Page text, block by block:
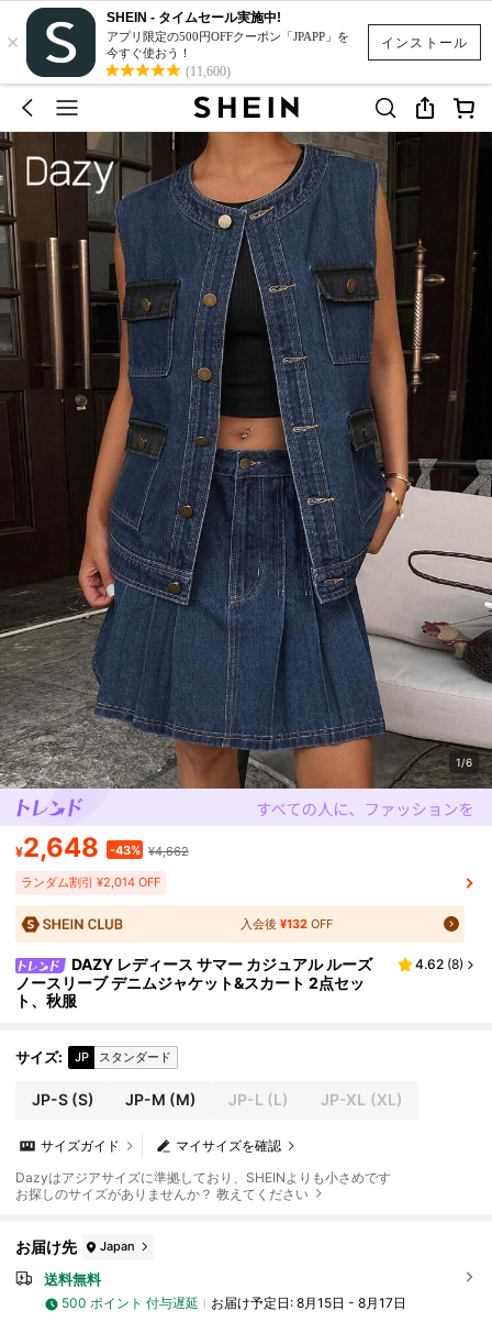
インストール
×
SHEIN - タイムセール実施中!
アプリ限定の500円OFFクーポン「JPAPP」を
今すぐ使おう！
(11,600)
1/6
¥2,648 -43% ¥4,662
ランダム割引 ¥2,014 OFF
入会後 ¥132OFF
DAZY レディース サマー カジュアル ルーズ
ノースリーブ デニムジャケット&スカート 2点セッ
ト、秋服
4.62 (8)
サイズ: JP スタンダード
JP-S(S) JP-M (M) JP-L (L) JP-XL (XL)
マイサイズを確認
サイズガイド
Dazyはアジアサイズに準拠しており、SHEINよりも小さめです
お探しのサイズがありませんか？ 教えてください
お届け先 Japan
送料無料
500 ポイント 付与遅延 お届け予定日: 8月15日 - 8月17日